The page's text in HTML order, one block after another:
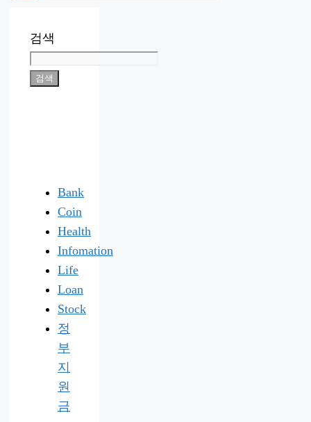
검색
검색
Bank
Coin
Health
Infomation
Life
Loan
Stock
정
부
지
원
금